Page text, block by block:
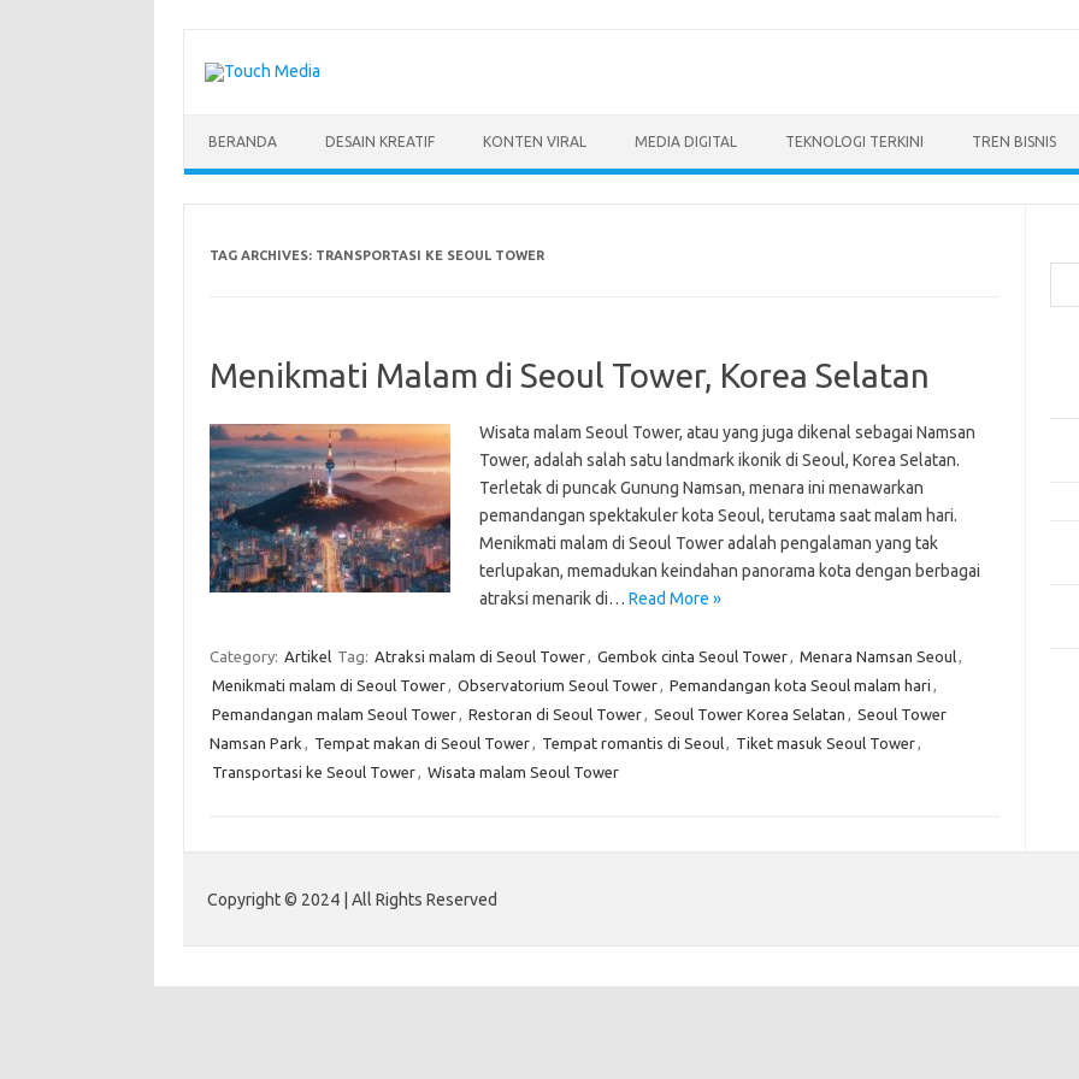
content
BERANDA DESAIN KREATIF KONTEN VIRAL MEDIA DIGITAL TEKNOLOGI TERKINI TREN BISNIS
TAG ARCHIVES: TRANSPORTASI KE SEOUL TOWER
Menikmati Malam di Seoul Tower, Korea Selatan
Wisata malam Seoul Tower, atau yang juga dikenal sebagai Namsan
Tower, adalah salah satu landmark ikonik di Seoul, Korea Selatan.
Terletak di puncak Gunung Namsan, menara ini menawarkan
pemandangan spektakuler kota Seoul, terutama saat malam hari.
Menikmati malam di Seoul Tower adalah pengalaman yang tak
terlupakan, memadukan keindahan panorama kota dengan berbagai
atraksi menarik di… Read More »
Category: Artikel Tag: Atraksi malam di Seoul Tower, Gembok cinta Seoul Tower, Menara Namsan Seoul,
Menikmati malam di Seoul Tower, Observatorium Seoul Tower, Pemandangan kota Seoul malam hari ,
Pemandangan malam Seoul Tower, Restoran di Seoul Tower, Seoul Tower Korea Selatan , Seoul Tower
Namsan Park , Tempat makan di Seoul Tower, Tempat romantis di Seoul, Tiket masuk Seoul Tower,
Transportasi ke Seoul Tower, Wisata malam Seoul Tower
Copyright © 2024 | All Rights Reserved